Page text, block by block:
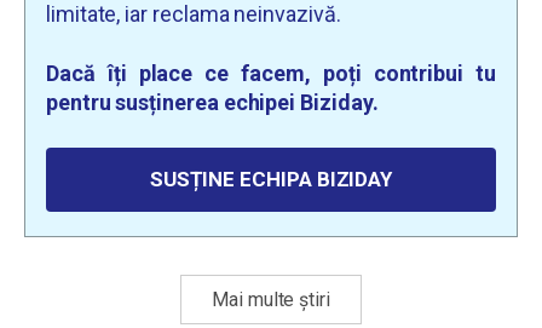
limitate, iar reclama neinvazivă.
Dacă îți place ce facem, poți contribui tu
pentru susținerea echipei Biziday.
SUSȚINE ECHIPA BIZIDAY
Mai multe știri